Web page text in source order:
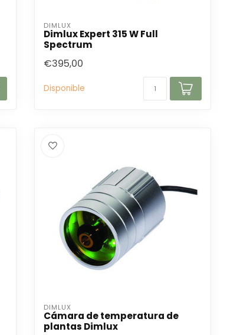
DIMLUX
Dimlux Expert 315 W Full
Spectrum
€395,00
Disponible
DIMLUX
Cámara de temperatura de
plantas Dimlux